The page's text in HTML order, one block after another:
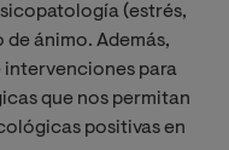
(estrés,
de ánimo. Además,
para
que nos permitan
positivas en